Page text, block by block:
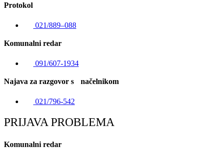
Protokol
021/889–088
Komunalni redar
091/607-1934
Najava za razgovor s načelnikom
021/796-542
PRIJAVA PROBLEMA
Komunalni redar